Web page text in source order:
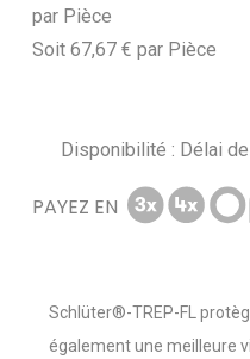
par Pièce
Soit 67,67 € par Pièce
Disponibilité : Délai
PAYEZ EN
Schlüter®-TREP-FL
également une meilleure